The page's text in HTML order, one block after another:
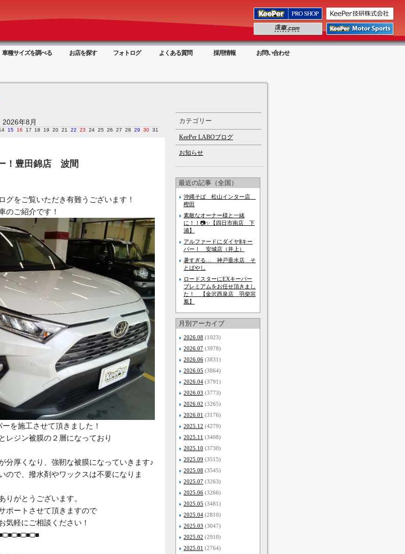
車種サイズを調べる お店を探す フォトログ よくある質問 採用情報 お問い合わせ
2026年8月
15 16 17 18 19 20 21 22 23 24 25 26 27 28 29 30 31
！豊田錦店 波間
グをご覧いただき有難うございます！
のご紹介です！
を施工させて頂きました！
レジン被膜の２層になっており
分厚くなり、強靭な被膜になっていきます♪
ので、撥水剤やワックスは不要になりま
りがとうございます。
ポートさせて頂きますので
気軽にご相談ください！
カテゴリー
KeePer LABOブログ
お知らせ
最近の記事（全国）
沖縄そば 松山インター店
樫田
素敵なオーナー様と一緒
に！！📷✨【四日市南店 下
浦】
アルファードにダイヤⅡキー
パー！ 安城店（井上）
暑すぎる… 神戸垂水店 そ
とばやし
ロードスターにEXキーパー
プレミアムをお任せ頂きまし
た！ 【金沢西泉店 羽柴宗
胤】
月別アーカイブ
2026.08 (1023)
2026.07 (3978)
2026.06 (3831)
2026.05 (3864)
2026.04 (3791)
2026.03 (3773)
2026.02 (3265)
2026.01 (3176)
2025.12 (4279)
2025.11 (3408)
2025.10 (3730)
2025.09 (3515)
2025.08 (3545)
2025.07 (3263)
2025.06 (3266)
2025.05 (3481)
2025.04 (2810)
2025.03 (3047)
2025.02 (2910)
2025.01 (2764)